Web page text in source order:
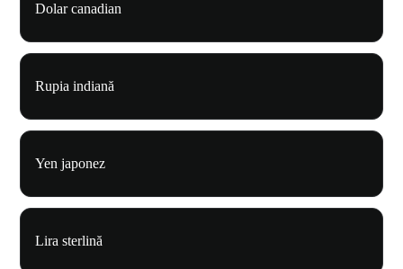
Dolar canadian
Rupia indiană
Yen japonez
Lira sterlină